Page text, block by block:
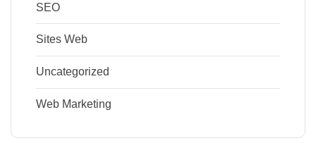
SEO
Sites Web
Uncategorized
Web Marketing